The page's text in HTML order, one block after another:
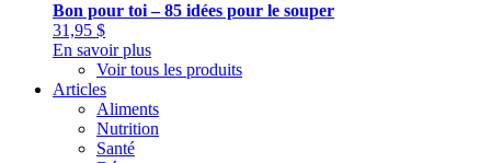
Bon pour toi – 85 idées pour le souper
31,95 $
En savoir plus
Voir tous les produits
Articles
Aliments
Nutrition
Santé